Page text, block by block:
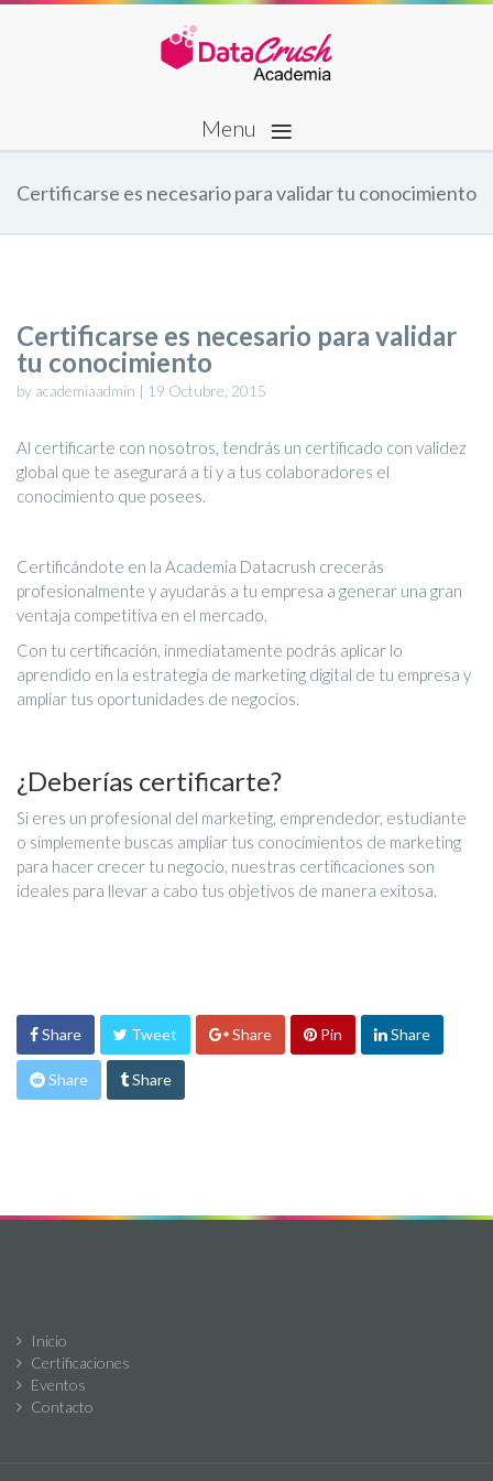
Menu ≡
Certificarse es necesario para validar tu conocimiento
Certificarse es necesario para validar
tu conocimiento
by academiaadmin | 19 Octubre, 2015
Al certificarte con nosotros, tendrás un certificado con validez
global que te asegurará a ti y a tus colaboradores el
conocimiento que posees.
Certificándote en la Academia Datacrush crecerás
profesionalmente y ayudarás a tu empresa a generar una gran
ventaja competitiva en el mercado.
Con tu certificación, inmediatamente podrás aplicar lo
aprendido en la estrategia de marketing digital de tu empresa y
ampliar tus oportunidades de negocios.
¿Deberías certificarte?
Si eres un profesional del marketing, emprendedor, estudiante
o simplemente buscas ampliar tus conocimientos de marketing
para hacer crecer tu negocio, nuestras certificaciones son
ideales para llevar a cabo tus objetivos de manera exitosa.
Share Tweet Share Pin Share
Share Share
Inicio
Certificaciones
Eventos
Contacto